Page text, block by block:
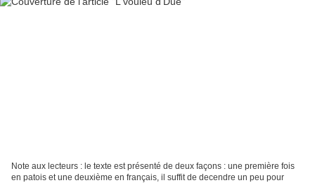
Note aux lecteurs : le texte est présenté de deux façons : une première fois
en patois et une deuxième en français, il suffit de decendre un peu pour